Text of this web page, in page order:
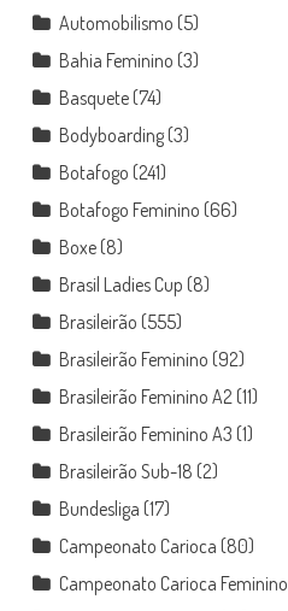
Automobilismo (5)
Bahia Feminino (3)
Basquete(74)
Bodyboarding(3)
Botafogo (241)
Botafogo Feminino (66)
Boxe(8)
Brasil Ladies Cup (8)
Brasileirão (555)
Brasileirão Feminino (92)
Brasileirão Feminino A2(11)
Brasileirão Feminino A3 (1)
Brasileirão Sub-18 (2)
Bundesliga (17)
Campeonato Carioca (80)
Campeonato Carioca Feminino